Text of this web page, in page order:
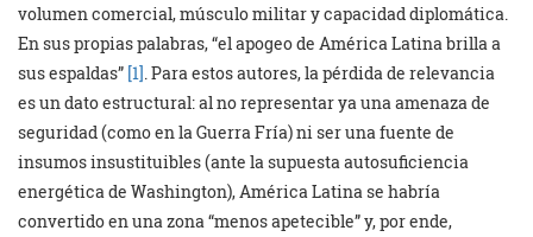
volumen comercial, músculo militar y capacidad diplomática.
En sus propias palabras, “el apogeo de América Latina brilla a
sus espaldas” [1] . Para estos autores, la pérdida de relevancia
es un dato estructural: al no representar ya una amenaza de
seguridad (como en la Guerra Fría) ni ser una fuente de
insumos insustituibles (ante la supuesta autosuficiencia
energética de Washington), América Latina se habría
convertido en una zona “menos apetecible” y, por ende,